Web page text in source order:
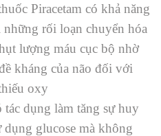
Piracetam có khả năng
rối loạn chuyển hóa
lượng máu cục bộ nhờ
kháng của não đối với
oxy
tác dụng làm tăng sự huy
glucose mà không